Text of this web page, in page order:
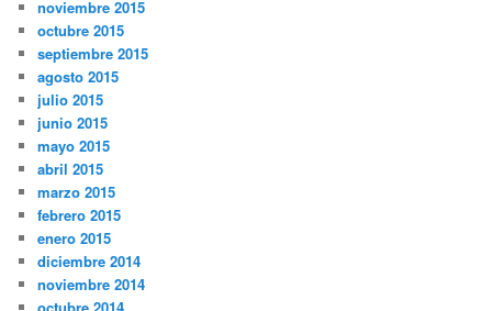
noviembre 2015
octubre 2015
septiembre 2015
agosto 2015
julio 2015
junio 2015
mayo 2015
abril 2015
marzo 2015
febrero 2015
enero 2015
diciembre 2014
noviembre 2014